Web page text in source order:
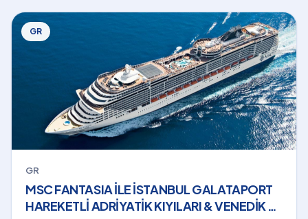
GR
GR
MSC FANTASIA İLE İSTANBUL GALATAPORT
HAREKETLİ ADRİYATİK KIYILARI & VENEDİK 6